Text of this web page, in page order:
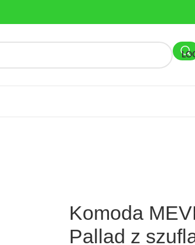
Komoda
Pallad z